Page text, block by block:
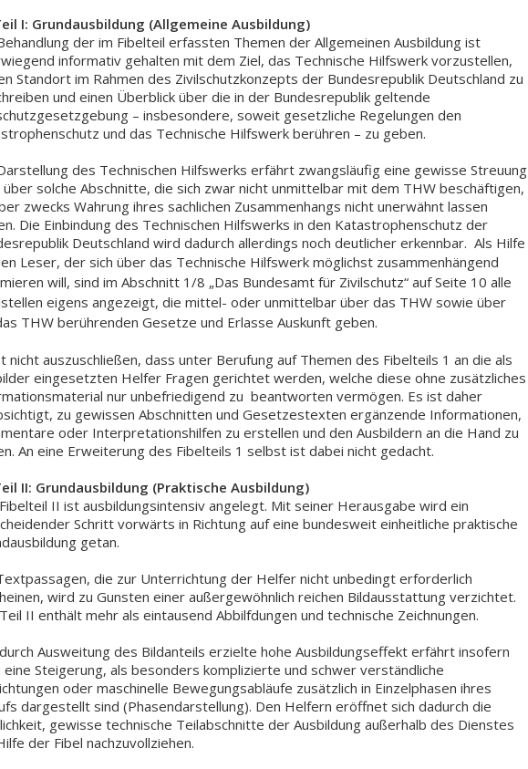
I: Grundausbildung (Allgemeine Ausbildung)
der im Fibelteil erfassten Themen der Allgemeinen Ausbildung ist
informativ gehalten mit dem Ziel, das Technische Hilfswerk vorzustellen,
Standort im Rahmen des Zivilschutzkonzepts der Bundesrepublik Deutschland zu
und einen Überblick über die in der Bundesrepublik geltende
– insbesondere, soweit gesetzliche Regelungen den
und das Technische Hilfswerk berühren – zu geben.
des Technischen Hilfswerks erfährt zwangsläufig eine gewisse Streuung
über solche Abschnitte, die sich zwar nicht unmittelbar mit dem THW beschäftigen,
zwecks Wahrung ihres sachlichen Zusammenhangs nicht unerwähnt lassen
Die Einbindung des Technischen Hilfswerks in den Katastrophenschutz der
Deutschland wird dadurch allerdings noch deutlicher erkennbar. Als Hilfe
Leser, der sich über das Technische Hilfswerk möglichst zusammenhängend
will, sind im Abschnitt 1/8 „Das Bundesamt für Zivilschutz“ auf Seite 10 alle
eigens angezeigt, die mittel- oder unmittelbar über das THW sowie über
THW berührenden Gesetze und Erlasse Auskunft geben.
nicht auszuschließen, dass unter Berufung auf Themen des Fibelteils 1 an die als
eingesetzten Helfer Fragen gerichtet werden, welche diese ohne zusätzliches
nur unbefriedigend zu beantworten vermögen. Es ist daher
zu gewissen Abschnitten und Gesetzestexten ergänzende Informationen,
oder Interpretationshilfen zu erstellen und den Ausbildern an die Hand zu
An eine Erweiterung des Fibelteils 1 selbst ist dabei nicht gedacht.
II: Grundausbildung (Praktische Ausbildung)
II ist ausbildungsintensiv angelegt. Mit seiner Herausgabe wird ein
Schritt vorwärts in Richtung auf eine bundesweit einheitliche praktische
getan.
die zur Unterrichtung der Helfer nicht unbedingt erforderlich
wird zu Gunsten einer außergewöhnlich reichen Bildausstattung verzichtet.
II enthält mehr als eintausend Abbilfdungen und technische Zeichnungen.
Ausweitung des Bildanteils erzielte hohe Ausbildungseffekt erfährt insofern
eine Steigerung, als besonders komplizierte und schwer verständliche
oder maschinelle Bewegungsabläufe zusätzlich in Einzelphasen ihres
dargestellt sind (Phasendarstellung). Den Helfern eröffnet sich dadurch die
gewisse technische Teilabschnitte der Ausbildung außerhalb des Dienstes
der Fibel nachzuvollziehen.